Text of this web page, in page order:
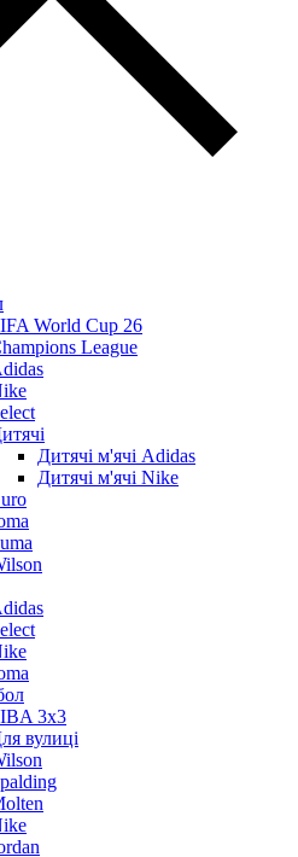
World Cup 26
League
Дитячі м'ячі Adidas
Дитячі м'ячі Nike
3x3
вулиці